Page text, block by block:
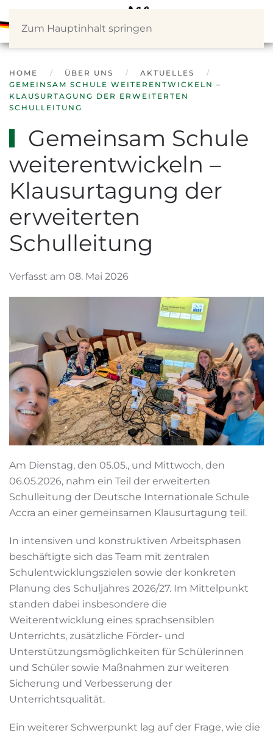
Zum Hauptinhalt springen
HOME ÜBER UNS
AKTUELLES
GEMEINSAM SCHULE WEITERENTWICKELN –
KLAUSURTAGUNG DER ERWEITERTEN
SCHULLEITUNG
Gemeinsam Schule
weiterentwickeln –
Klausurtagung der
erweiterten
Schulleitung
Verfasst am 08. Mai 2026
Am Dienstag, den 05.05., und Mittwoch, den
06.05.2026, nahm ein Teil der erweiterten
Schulleitung der Deutsche Internationale Schule
Accra an einer gemeinsamen Klausurtagung teil.
In intensiven und konstruktiven Arbeitsphasen
beschäftigte sich das Team mit zentralen
Schulentwicklungszielen sowie der konkreten
Planung des Schuljahres 2026/27. Im Mittelpunkt
standen dabei insbesondere die
Weiterentwicklung eines sprachsensiblen
Unterrichts, zusätzliche Förder- und
Unterstützungsmöglichkeiten für Schülerinnen
und Schüler sowie Maßnahmen zur weiteren
Sicherung und Verbesserung der
Unterrichtsqualität.
Ein weiterer Schwerpunkt lag auf der Frage, wie die